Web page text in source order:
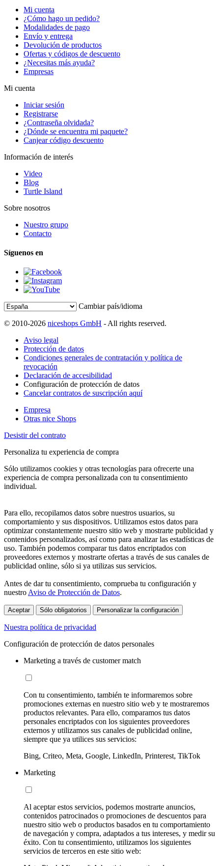
Mi cuenta
¿Cómo hago un pedido?
Modalidades de pago
Envío y entrega
Devolución de productos
Ofertas y códigos de descuento
¿Necesitas más ayuda?
Empresas
Mi cuenta
Iniciar sesión
Registrarse
¿Contraseña olvidada?
¿Dónde se encuentra mi paquete?
Canjear código descuento
Información de interés
Video
Blog
Turtle Island
Sobre nosotros
Nuestro grupo
Contacto
Síguenos en
Cambiar país/idioma
© 2010-2026 niceshops GmbH - All rights reserved.
Aviso legal
Protección de datos
Condiciones generales de contratación y política de
revocación
Declaración de accesibilidad
Configuración de protección de datos
Cancelar contratos de suscripción aquí
Empresa
Otras nice Shops
Desistir del contrato
Personaliza tu experiencia de compra
Sólo utilizamos cookies y otras tecnologías para ofrecerte una
experiencia de compra personalizada con tu consentimiento
individual.
Para ello, recopilamos datos sobre nuestros usuarios, su
comportamiento y sus dispositivos. Utilizamos estos datos para
optimizar constantemente nuestro sitio web y mostrarte publicidad y
contenidos personalizados, así como para analizar las estadísticas de
uso. También podemos comparar tus datos encriptados con
proveedores externos y mostrarte ofertas a través de sus canales de
publicidad online, sólo si ya utilizas sus servicios.
Antes de dar tu consentimiento, comprueba tu configuración y
nuestro Aviso de Protección de Datos.
Aceptar Sólo obligatorios Personalizar la configuración
Nuestra política de privacidad
Configuración de protección de datos personales
Marketing a través de customer match
Con tu consentimiento, también te informaremos sobre
promociones externas en nuestro sitio web y te mostraremos
productos relevantes. Para ello, comparamos tus datos
personales encriptados con los siguientes proveedores
externos y utilizamos sus canales de publicidad online,
siempre que ya utilices sus servicios:
Bing, Criteo, Meta, Google, LinkedIn, Printerest, TikTok
Marketing
Al aceptar estos servicios, podemos mostrarte anuncios,
contenidos patrocinados o promociones de descuentos para
nuestro sitio web o productos basados en tu comportamiento
de navegación y compra, adaptados a tus intereses, y medir su
éxito. Con tu consentimiento, utilizamos los siguientes
servicios de terceros en este sitio web: